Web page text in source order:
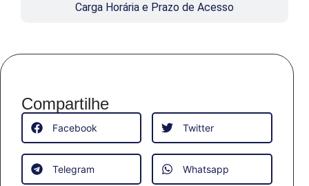
Carga Horária e Prazo de Acesso
Compartilhe
Facebook Twitter
Telegram Whatsapp